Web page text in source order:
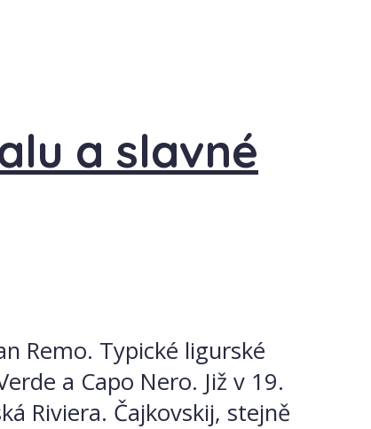
a slavné
Remo. Typické ligurské
a Capo Nero. Již v 19.
Riviera. Čajkovskij, stejně